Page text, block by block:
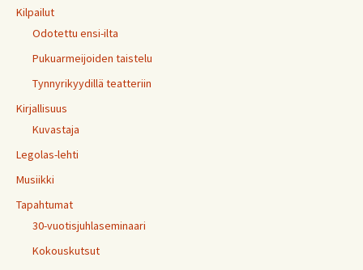
Kilpailut
Odotettu ensi-ilta
Pukuarmeijoiden taistelu
Tynnyrikyydillä teatteriin
Kirjallisuus
Kuvastaja
Legolas-lehti
Musiikki
Tapahtumat
30-vuotisjuhlaseminaari
Kokouskutsut